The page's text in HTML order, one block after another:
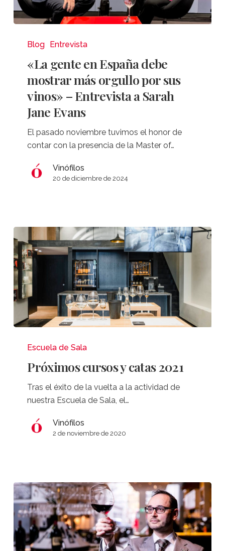
gente
España
debe
mostrar
más
orgullo
Jane
Evans
Blog Entrevista
«La gente en España debe
mostrar más orgullo por sus
vinos» – Entrevista a Sarah
Jane Evans
El pasado noviembre tuvimos el honor de
contar con la presencia de la Master of…
Vinófilos
20 de diciembre de 2024
cursos
catas
2021
Escuela de Sala
Próximos cursos y catas 2021
Tras el éxito de la vuelta a la actividad de
nuestra Escuela de Sala, el…
Vinófilos
2 de noviembre de 2020